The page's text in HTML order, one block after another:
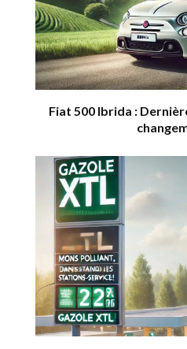
Fiat 500 Ibrida :